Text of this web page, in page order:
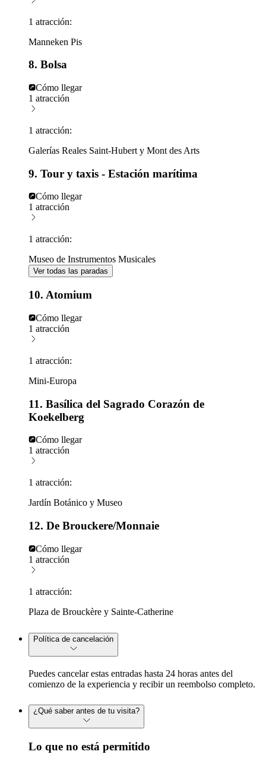
1 atracción:
Manneken Pis
8. Bolsa
Cómo llegar
1 atracción
1 atracción:
Galerías Reales Saint-Hubert y Mont des Arts
9. Tour y taxis - Estación marítima
Cómo llegar
1 atracción
1 atracción:
Museo de Instrumentos Musicales
Ver todas las paradas
10. Atomium
Cómo llegar
1 atracción
1 atracción:
Mini-Europa
11. Basílica del Sagrado Corazón de
Koekelberg
Cómo llegar
1 atracción
1 atracción:
Jardín Botánico y Museo
12. De Brouckere/Monnaie
Cómo llegar
1 atracción
1 atracción:
Plaza de Brouckère y Sainte-Catherine
Política de cancelación
Puedes cancelar estas entradas hasta 24 horas antes del
comienzo de la experiencia y recibir un reembolso completo.
¿Qué saber antes de tu visita?
Lo que no está permitido